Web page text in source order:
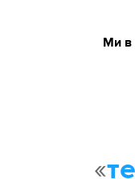
Ми в
«